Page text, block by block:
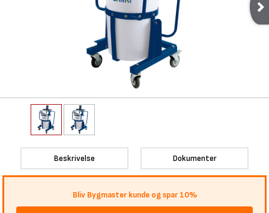
Beskrivelse Dokumenter
Bliv Bygmaster kunde og spar 10%